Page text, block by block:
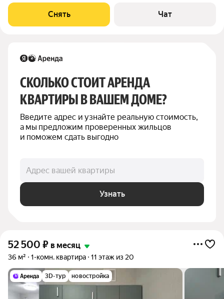
Стиральная машина Холодильник Посудомоечная машина
Кондиционер Микроволновка Дом -
Снять Чат
СКОЛЬКО СТОИТ АРЕНДА
КВАРТИРЫ В ВАШЕМ ДОМЕ?
Введите адрес и узнайте реальную стоимость,
а мы предложим проверенных жильцов
и поможем сдать выгодно
Адрес вашей квартиры
Узнать
52 500 ₽ в месяц
36 м² 1-комн. квартира 11 этаж из 20
3D-тур новостройка